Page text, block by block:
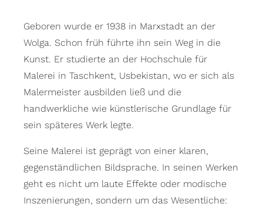
Geboren wurde er 1938 in Marxstadt an der
Wolga. Schon früh führte ihn sein Weg in die
Kunst. Er studierte an der Hochschule für
Malerei in Taschkent, Usbekistan, wo er sich als
Malermeister ausbilden ließ und die
handwerkliche wie künstlerische Grundlage für
sein späteres Werk legte.
Seine Malerei ist geprägt von einer klaren,
gegenständlichen Bildsprache. In seinen Werken
geht es nicht um laute Effekte oder modische
Inszenierungen, sondern um das Wesentliche: